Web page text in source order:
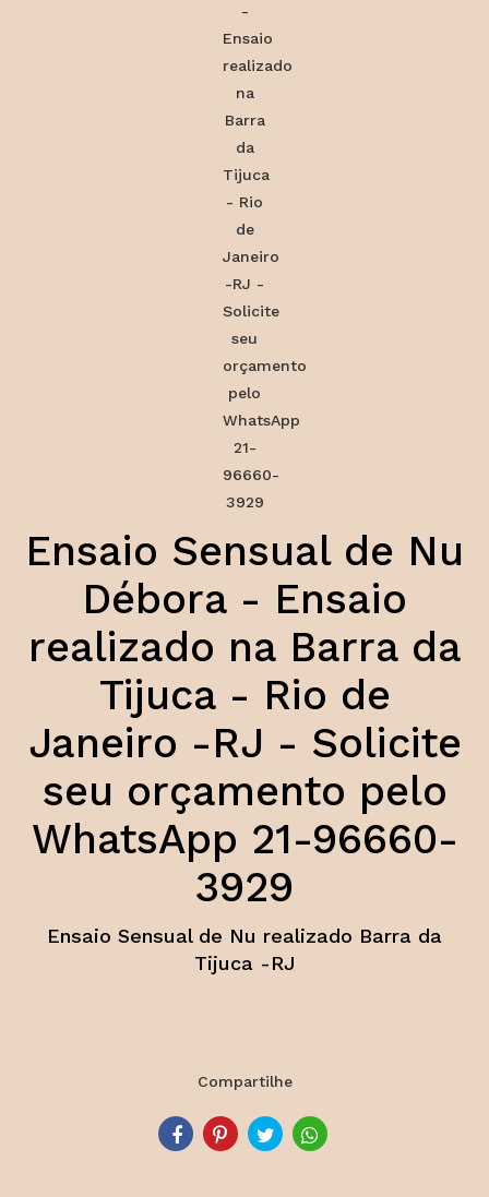
Ensaio Sensual de Nu
Débora - Ensaio
realizado na Barra da
Tijuca - Rio de
Janeiro -RJ - Solicite
seu orçamento pelo
WhatsApp 21-96660-
3929
Ensaio Sensual de Nu realizado Barra da
Tijuca -RJ
Compartilhe